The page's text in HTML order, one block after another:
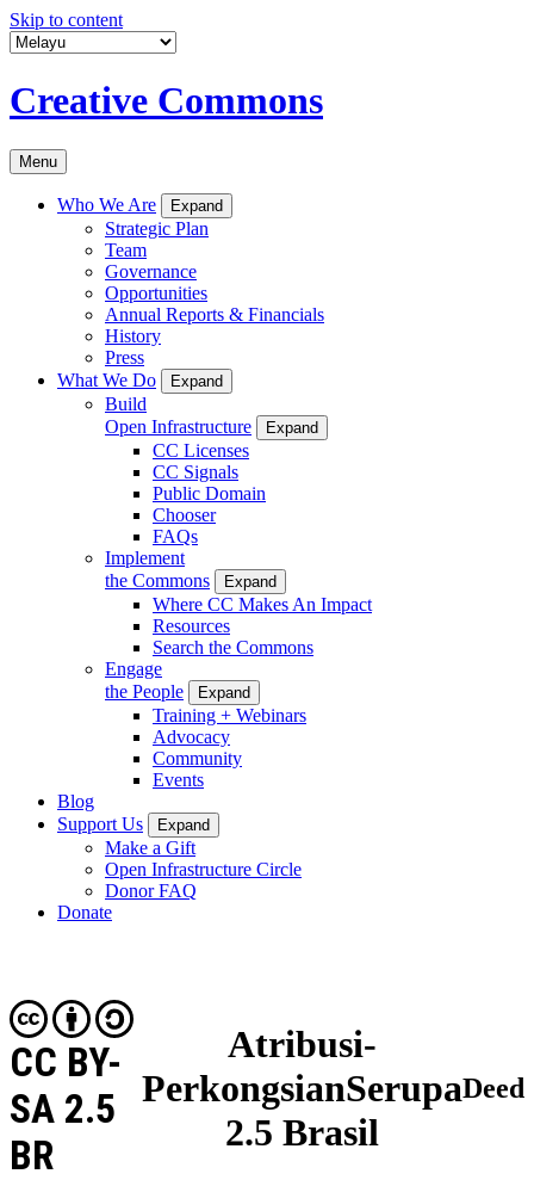
Skip to content
Creative Commons
Menu
Who We Are Expand
Strategic Plan
Team
Governance
Opportunities
Annual Reports & Financials
History
Press
What We Do
Expand
Build
Open Infrastructure
Expand
CC Licenses
CC Signals
Public Domain
Chooser
FAQs
Implement
the Commons
Expand
Where CC Makes An Impact
Resources
Search the Commons
Engage
the People
Expand
Training + Webinars
Advocacy
Community
Events
Blog
Support Us
Expand
Make a Gift
Open Infrastructure Circle
Donor FAQ
Donate
Atribusi-
PerkongsianSerupa
2.5 Brasil
CC BY-
SA 2.5
BR
Deed